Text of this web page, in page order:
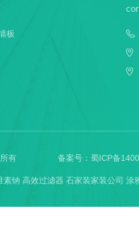
板
有 备案号： 蜀ICP备
素钠 高效过滤器 石家装家装公司 涂